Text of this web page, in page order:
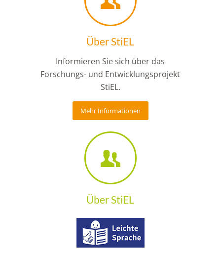
Über StiEL
Informieren Sie sich über das
Forschungs- und Entwicklungsprojekt
StiEL.
Mehr Informationen
Über StiEL